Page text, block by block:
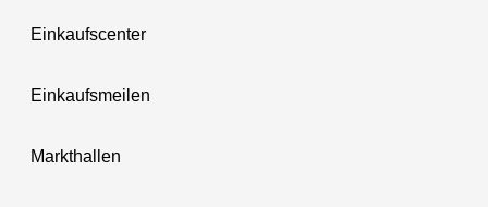
Einkaufscenter
Einkaufsmeilen
Markthallen